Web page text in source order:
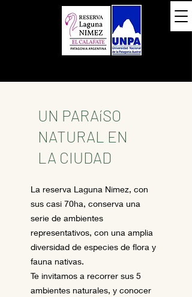
UN PARAíSO
NATURAL EN
LA CIUDAD
La reserva Laguna Nimez, con
sus casi 70ha, conserva una
serie de ambientes
representativos, con una amplia
diversidad de especies de flora y
fauna nativas.
Te invitamos a recorrer sus 5
ambientes naturales, y conocer